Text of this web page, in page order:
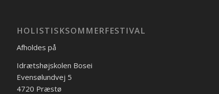
HOLISTISKSOMMERFESTIVAL
Afholdes på
Idrætshøjskolen Bosei
Evensølundvej 5
4720 Præstø